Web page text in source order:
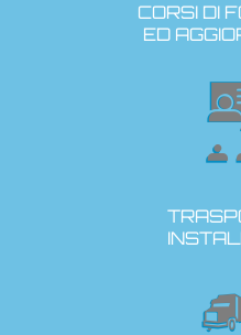
CORSI DI
ED